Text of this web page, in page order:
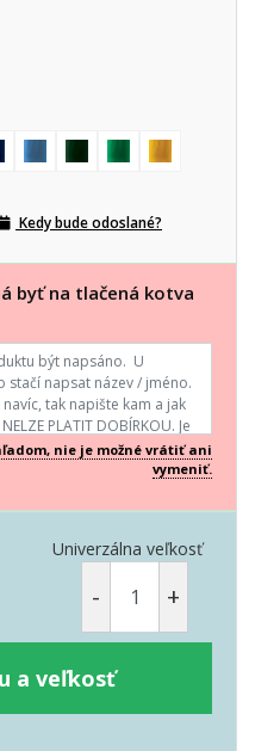
Kedy bude odoslané?
byť na tlačená kotva
nie je možné vrátiť ani
vymeniť.
Univerzálna veľkosť
- +
a veľkosť